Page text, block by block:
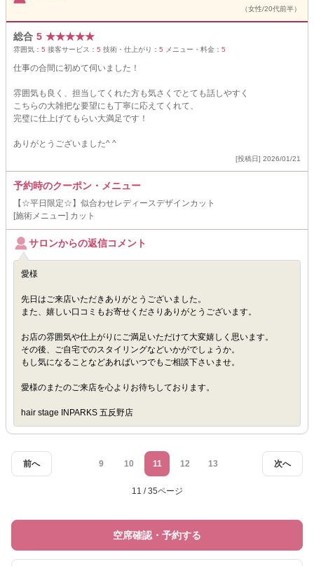
（女性/20代前半）
総合 5 ★★★★★
雰囲気： 5 接客サービス： 5 技術・仕上がり： 5 メニュー・料金： 5
仕事の合間に初めて伺いました！
雰囲気も良く、担当してくれた方も気さくでとても話しやすく
こちらの大雑把な要望にも丁寧に応えてくれて、
完璧に仕上げてもらい大満足です！
ありがとうございました^ ^
[投稿日] 2026/01/21
予約時のクーポン・メニュー
【☆平日限定☆】似合わせレディースデザインカット
[施術メニュー] カット
サロンからの返信コメント
愛様
先日はご来店いただきありがとうございました。
また、嬉しい口コミもお寄せくださりありがとうございます。
お店の雰囲気や仕上がりにご満足いただけて大変嬉しく思います。
その後、ご自宅でのスタイリングなどいかがでしょうか。
もし気になることなどあればいつでもご相談下さいませ。
愛様のまたのご来店を心よりお待ちしております。
hair stage INPARKS 五反野店
前へ 次へ
9 10 11 12 13
11 / 35ページ
空席確認・予約する